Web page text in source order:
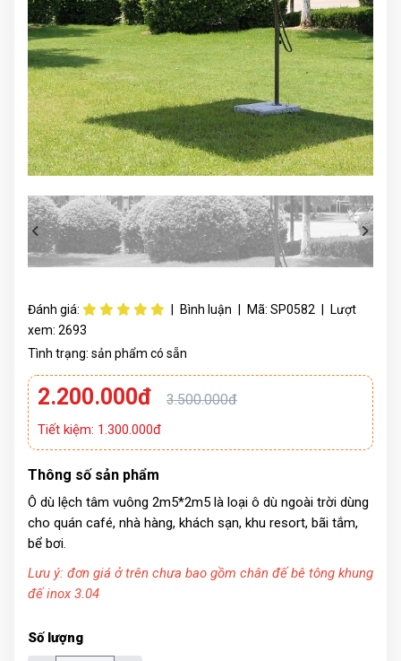
Đánh giá: Bình luận Mã: SP0582
Lượt
xem: 2693
Tình trạng: sản phẩm có sẵn
2.200.000đ 3.500.000đ
Tiết kiệm: 1.300.000đ
Thông số sản phẩm
Ô dù lệch tâm vuông 2m5*2m5 là loại ô dù ngoài trời dùng
cho quán café, nhà hàng, khách sạn, khu resort, bãi tắm,
bể bơi.
Lưu ý: đơn giá ở trên chưa bao gồm chân đế bê tông khung
đế inox 3.04
Số lượng